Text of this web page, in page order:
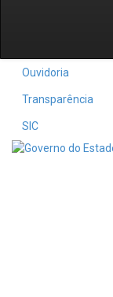
Ouvidoria
Transparência
SIC